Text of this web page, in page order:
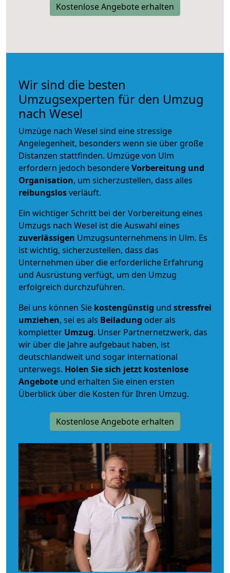
Kostenlose Angebote erhalten
Wir sind die besten
Umzugsexperten für den Umzug
nach Wesel
Umzüge nach Wesel sind eine stressige
Angelegenheit, besonders wenn sie über große
Distanzen stattfinden. Umzüge von Ulm
erfordern jedoch besondereVorbereitung und
Organisation, um sicherzustellen, dass alles
reibungslosverläuft.
Ein wichtiger Schritt bei der Vorbereitung eines
Umzugs nach Wesel ist die Auswahl eines
zuverlässigen Umzugsunternehmens in Ulm. Es
ist wichtig, sicherzustellen, dass das
Unternehmen über die erforderliche Erfahrung
und Ausrüstung verfügt, um den Umzug
erfolgreich durchzuführen.
Bei uns können Sie kostengünstig und stressfrei
umziehen, sei es als Beiladung oder als
kompletter Umzug. Unser Partnernetzwerk, das
wir über die Jahre aufgebaut haben, ist
deutschlandweit und sogar international
unterwegs. Holen Sie sich jetzt kostenlose
Angebote und erhalten Sie einen ersten
Überblick über die Kosten für Ihren Umzug.
Kostenlose Angebote erhalten